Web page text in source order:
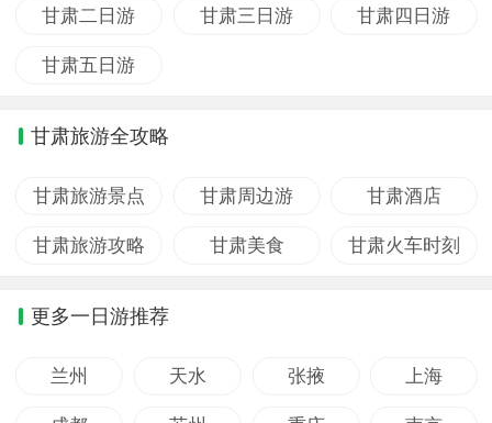
甘肃二日游 甘肃三日游 甘肃四日游
甘肃五日游
甘肃旅游全攻略
甘肃旅游景点 甘肃周边游 甘肃酒店
甘肃旅游攻略 甘肃美食 甘肃火车时刻
更多一日游推荐
兰州 天水 张掖 上海